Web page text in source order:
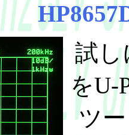
試し
をU-
ツ